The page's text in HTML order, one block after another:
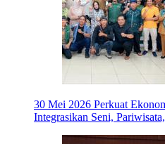
30 Mei 2026 Perkuat
Integrasikan Seni,